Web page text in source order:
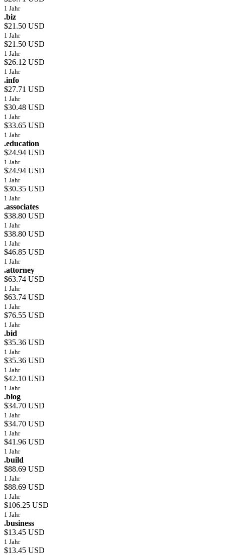
1 Jahr
.biz
$21.50 USD
1 Jahr
$21.50 USD
1 Jahr
$26.12 USD
1 Jahr
.info
$27.71 USD
1 Jahr
$30.48 USD
1 Jahr
$33.65 USD
1 Jahr
.education
$24.94 USD
1 Jahr
$24.94 USD
1 Jahr
$30.35 USD
1 Jahr
.associates
$38.80 USD
1 Jahr
$38.80 USD
1 Jahr
$46.85 USD
1 Jahr
.attorney
$63.74 USD
1 Jahr
$63.74 USD
1 Jahr
$76.55 USD
1 Jahr
.bid
$35.36 USD
1 Jahr
$35.36 USD
1 Jahr
$42.10 USD
1 Jahr
.blog
$34.70 USD
1 Jahr
$34.70 USD
1 Jahr
$41.96 USD
1 Jahr
.build
$88.69 USD
1 Jahr
$88.69 USD
1 Jahr
$106.25 USD
1 Jahr
.business
$13.45 USD
1 Jahr
$13.45 USD